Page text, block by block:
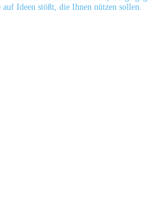
Ideen stößt, die Ihnen nützen sollen.